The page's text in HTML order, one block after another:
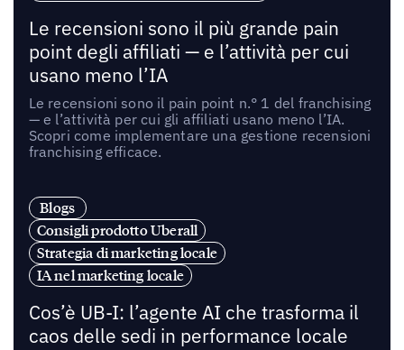
Le recensioni sono il più grande pain
point degli affiliati — e l’attività per cui
usano meno l’IA
Le recensioni sono il pain point n.° 1 del franchising
— e l’attività per cui gli affiliati usano meno l’IA.
Scopri come implementare una gestione recensioni
franchising efficace.
Blogs
Consigli prodotto Uberall
Strategia di marketing locale
IA nel marketing locale
Cos’è UB-I: l’agente AI che trasforma il
caos delle sedi in performance locale